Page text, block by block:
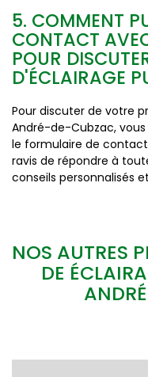
5. COMMENT
CONTACT
POUR
D'ÉCLAIRAGE
Pour discuter de votre
André-de-Cubzac,
le formulaire de contact
ravis de répondre à
conseils personnalisés
NOS AUTRES
DE